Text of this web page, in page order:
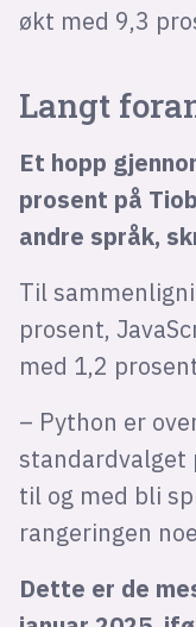
økt med 9,3
Langt
Et hopp
prosent på
andre språk,
Til
prosent,
med 1,2
– Python er
standardvalget
til og med bli
rangeringen
Dette er de